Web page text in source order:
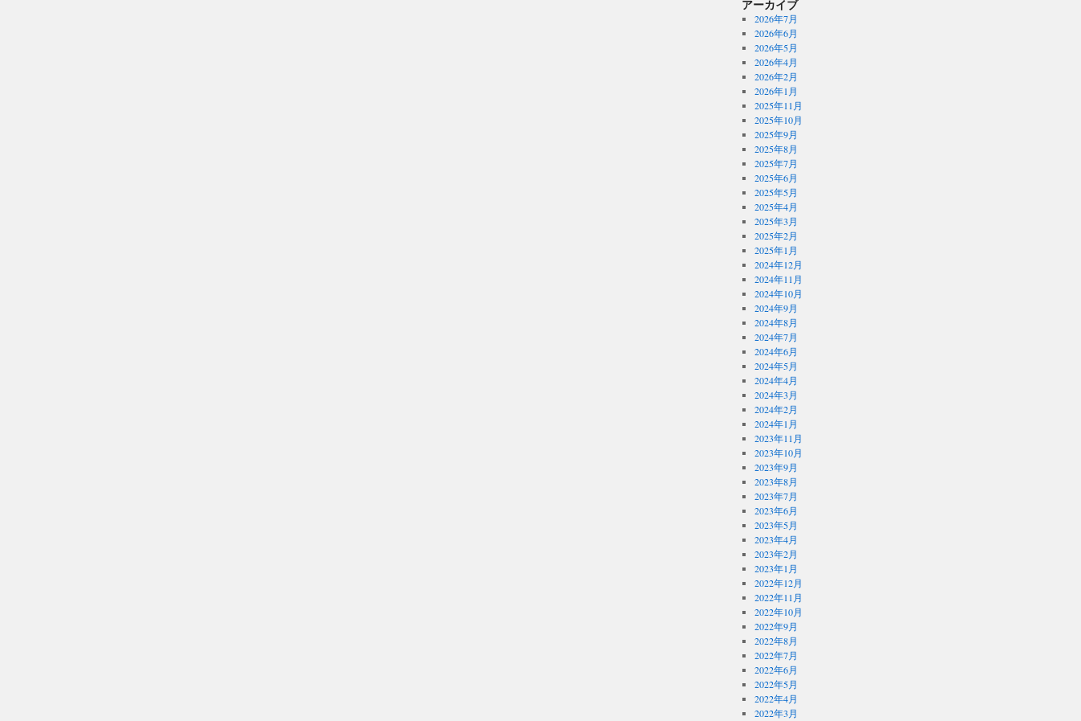
アーカイブ
2026年7月
2026年6月
2026年5月
2026年4月
2026年2月
2026年1月
2025年11月
2025年10月
2025年9月
2025年8月
2025年7月
2025年6月
2025年5月
2025年4月
2025年3月
2025年2月
2025年1月
2024年12月
2024年11月
2024年10月
2024年9月
2024年8月
2024年7月
2024年6月
2024年5月
2024年4月
2024年3月
2024年2月
2024年1月
2023年11月
2023年10月
2023年9月
2023年8月
2023年7月
2023年6月
2023年5月
2023年4月
2023年2月
2023年1月
2022年12月
2022年11月
2022年10月
2022年9月
2022年8月
2022年7月
2022年6月
2022年5月
2022年4月
2022年3月